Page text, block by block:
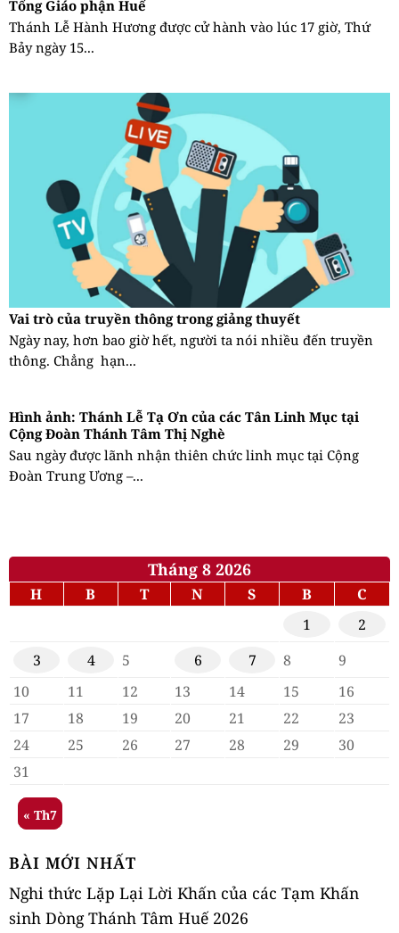
Tổng Giáo phận Huế
Thánh Lễ Hành Hương được cử hành vào lúc 17 giờ, Thứ
Bảy ngày 15...
Vai trò của truyền thông trong giảng thuyết
Ngày nay, hơn bao giờ hết, người ta nói nhiều đến truyền
thông. Chẳng hạn...
Hình ảnh: Thánh Lễ Tạ Ơn của các Tân Linh Mục tại
Cộng Đoàn Thánh Tâm Thị Nghè
Sau ngày được lãnh nhận thiên chức linh mục tại Cộng
Đoàn Trung Ương –...
Tháng 8 2026
H B T N S B
C
1
2
3
4 5 6 7 8
9
10
11 12 13 14 15
16
17
18 19 20 21 22
23
24
25 26 27 28 29
30
31
« Th7
BÀI MỚI NHẤT
Nghi thức Lặp Lại Lời Khấn của các Tạm Khấn
sinh Dòng Thánh Tâm Huế 2026